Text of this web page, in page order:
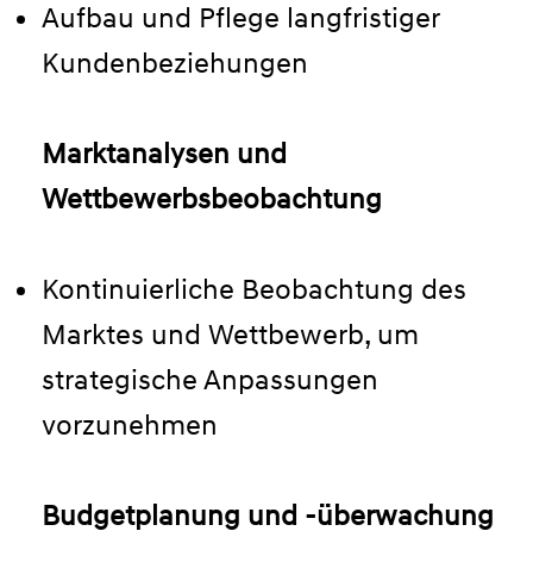
Aufbau und Pflege langfristiger
Kundenbeziehungen
Marktanalysen und
Wettbewerbsbeobachtung
Kontinuierliche Beobachtung des
Marktes und Wettbewerb, um
strategische Anpassungen
vorzunehmen
Budgetplanung und -überwachung